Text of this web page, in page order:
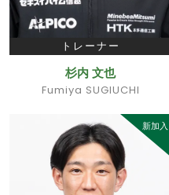
トレーナー
杉内 文也
Fumiya SUGIUCHI
新加入